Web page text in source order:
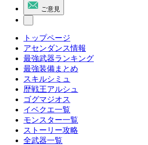
ご意見
トップページ
アセンダンス情報
最強武器ランキング
最強装備まとめ
スキルシミュ
歴戦王アルシュ
ゴグマジオス
イベクエ一覧
モンスター一覧
ストーリー攻略
全武器一覧